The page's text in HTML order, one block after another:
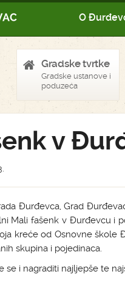
O
Gradske tvrtke
Gradske ustanove i
poduzeća
v
Đurđevca, Grad
Mali fašenk v Đurđevcu i
kreće od Osnovne škole
skupina i pojedinaca.
se i nagraditi najljepše te